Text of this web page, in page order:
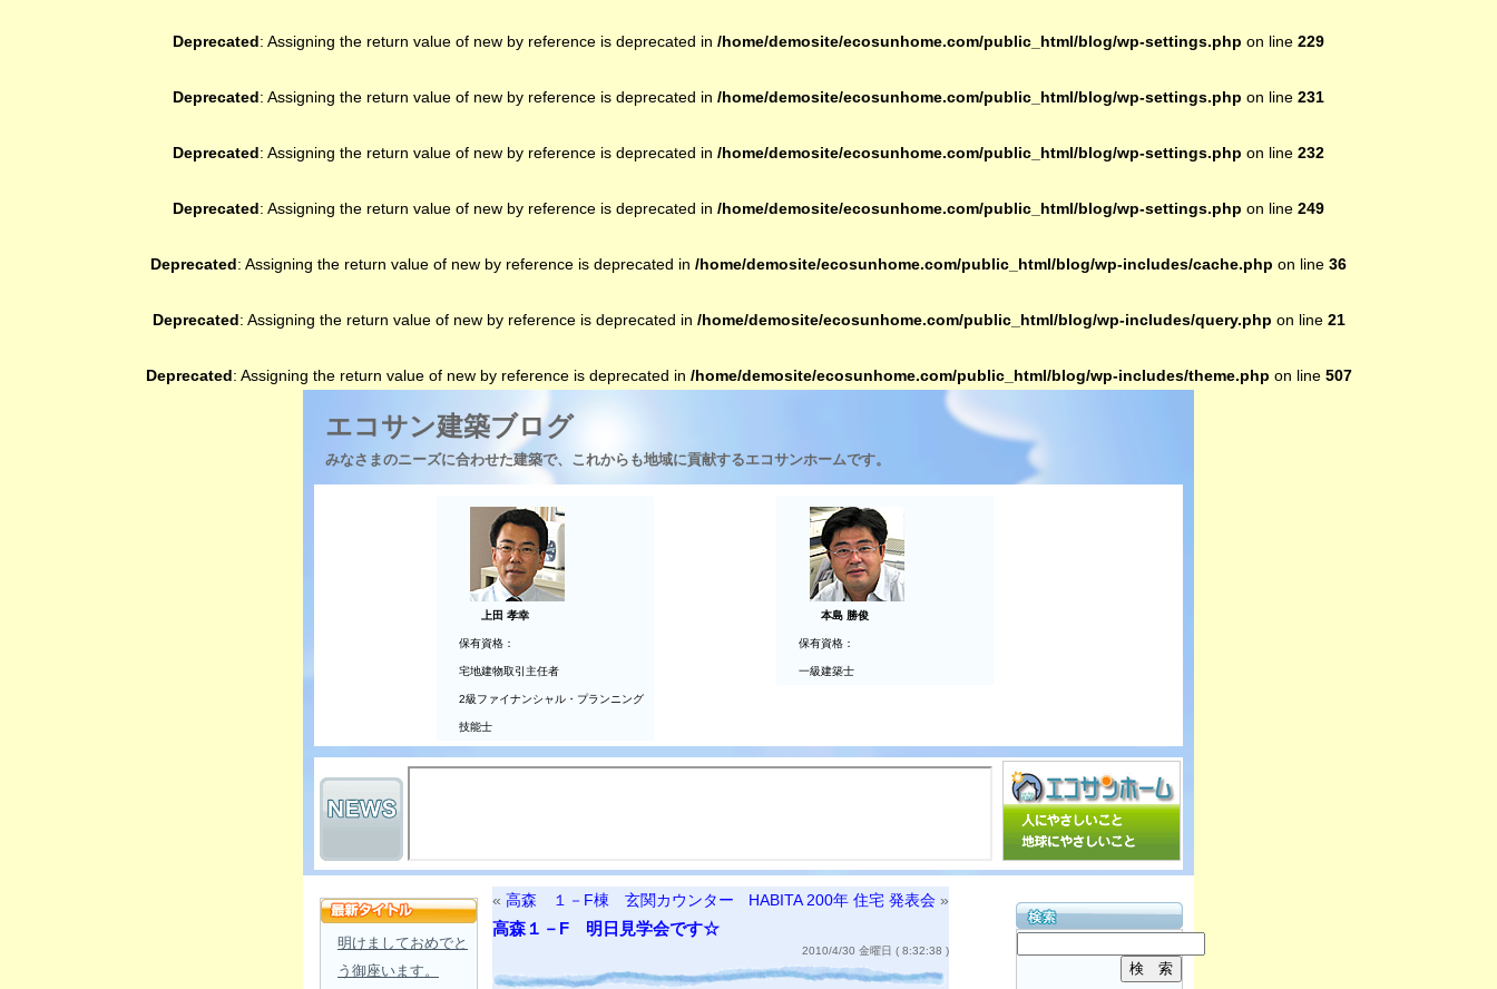
Deprecated: Assigning the return value of new by reference is deprecated in /home/demosite/ecosunhome.com/public_html/blog/wp-settings.php on line 229
Deprecated: Assigning the return value of new by reference is deprecated in /home/demosite/ecosunhome.com/public_html/blog/wp-settings.php on line 231
Deprecated: Assigning the return value of new by reference is deprecated in /home/demosite/ecosunhome.com/public_html/blog/wp-settings.php on line 232
Deprecated: Assigning the return value of new by reference is deprecated in /home/demosite/ecosunhome.com/public_html/blog/wp-settings.php on line 249
Deprecated: Assigning the return value of new by reference is deprecated in /home/demosite/ecosunhome.com/public_html/blog/wp-includes/cache.php on line 36
Deprecated: Assigning the return value of new by reference is deprecated in /home/demosite/ecosunhome.com/public_html/blog/wp-includes/query.php on line 21
Deprecated: Assigning the return value of new by reference is deprecated in /home/demosite/ecosunhome.com/public_html/blog/wp-includes/theme.php on line 507
エコサン建築ブログ
みなさまのニーズに合わせた建築で、これからも地域に貢献するエコサンホームです。
上田 孝幸
保有資格：
宅地建物取引主任者
2級ファイナンシャル・プランニング
技能士
本島 勝俊
保有資格：
一級建築士
明けましておめでと
う御座います。
« 高森 １－F棟 玄関カウンター HABITA 200年 住宅 発表会 »
高森１－F 明日見学会です☆
2010/4/30 金曜日 ( 8:32:38 )